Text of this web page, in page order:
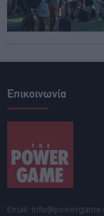
Επικοινωνία
Email: